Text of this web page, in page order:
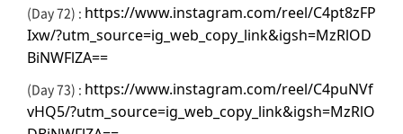
(Day 72) : https://www.instagram.com/reel/C4pt8zFP
Ixw/?utm_source=ig_web_copy_link&igsh=MzRlOD
BiNWFlZA==
(Day 73) : https://www.instagram.com/reel/C4puNVf
vHQ5/?utm_source=ig_web_copy_link&igsh=MzRlO